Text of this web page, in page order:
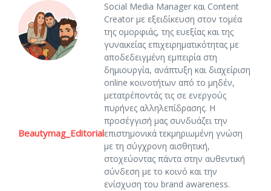
Beautymag_Editorial
Social Media Manager και Content
Creator με εξειδίκευση στον τομέα
της ομορφιάς, της ευεξίας και της
γυναικείας επιχειρηματικότητας με
αποδεδειγμένη εμπειρία στη
δημιουργία, ανάπτυξη και διαχείριση
online κοινοτήτων από το μηδέν,
μετατρέποντάς τις σε ενεργούς
πυρήνες αλληλεπίδρασης. Η
προσέγγισή μας συνδυάζει την
επιστημονικά τεκμηριωμένη γνώση
με τη σύγχρονη αισθητική,
στοχεύοντας πάντα στην αυθεντική
σύνδεση με το κοινό και την
ενίσχυση του brand awareness.